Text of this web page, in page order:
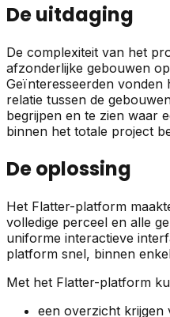
De uitdaging
De complexiteit van het
afzonderlijke gebouwen
Geïnteresseerden vonden
relatie tussen de
begrijpen en te zien waar
binnen het totale project
De oplossing
Het Flatter-platform
volledige perceel en alle
uniforme interactieve
platform snel, binnen
Met het Flatter-platform
een overzicht krijgen